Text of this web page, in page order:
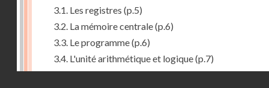
3.1. Les registres (p.5)
3.2. La mémoire centrale(p.6)
3.3. Le programme(p.6)
3.4. L'unité arithmétique et logique(p.7)
3.5. L'unité de contrôle(p.8)